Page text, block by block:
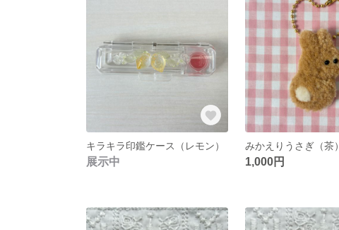
キラキラ印鑑ケース（レモン）
展示中
みかえりうさぎ（茶）
1,000円